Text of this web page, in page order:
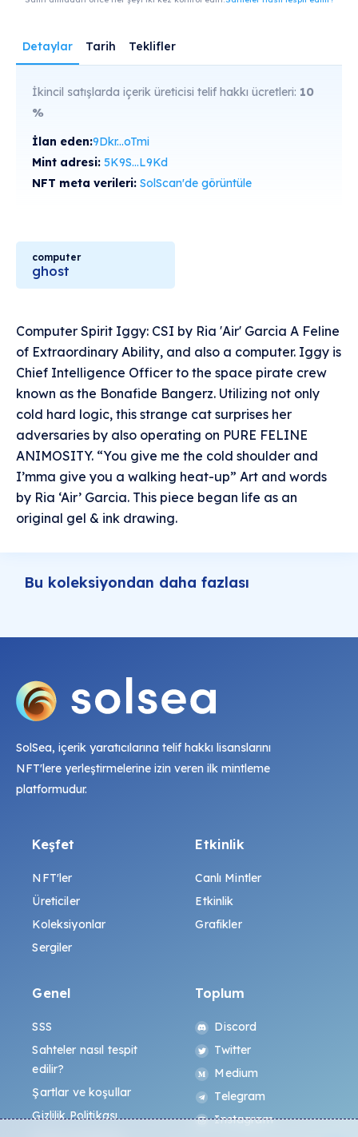
Detaylar Tarih Teklifler
İkincil satışlarda içerik üreticisi telif hakkı ücretleri: 10
%
İlan eden:9Dkr...oTmi
Mint adresi: 5K9S...L9Kd
NFT meta verileri: SolScan'de görüntüle
computer
ghost
Computer Spirit Iggy: CSI by Ria 'Air' Garcia A Feline
of Extraordinary Ability, and also a computer. Iggy is
Chief Intelligence Officer to the space pirate crew
known as the Bonafide Bangerz. Utilizing not only
cold hard logic, this strange cat surprises her
adversaries by also operating on PURE FELINE
ANIMOSITY. “You give me the cold shoulder and
I’mma give you a walking heat-up” Art and words
by Ria ‘Air’ Garcia. This piece began life as an
original gel & ink drawing.
Bu koleksiyondan daha fazlası
SolSea, içerik yaratıcılarına telif hakkı lisanslarını
NFT'lere yerleştirmelerine izin veren ilk mintleme
platformudur.
Keşfet
NFT'ler
Üreticiler
Koleksiyonlar
Sergiler
Etkinlik
Canlı Mintler
Etkinlik
Grafikler
Genel
SSS
Sahteler nasıl tespit
edilir?
Şartlar ve koşullar
Gizlilik Politikası
Toplum
Discord
Twitter
Medium
Telegram
Instagram